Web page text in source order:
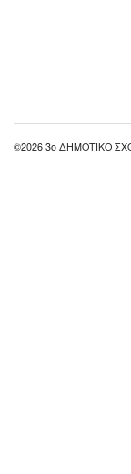
©2026 3ο ΔΗΜΟΤΙΚΟ